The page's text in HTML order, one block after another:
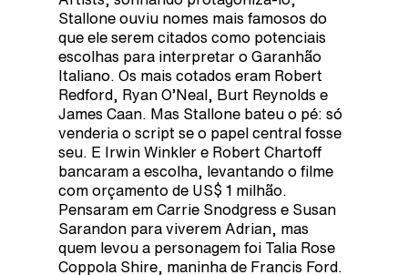
Stallone ouviu nomes mais famosos do
que ele serem citados como potenciais
escolhas para interpretar o Garanhão
Italiano. Os mais cotados eram Robert
Redford, Ryan O’Neal, Burt Reynolds e
James Caan. Mas Stallone bateu o pé: só
venderia o script se o papel central fosse
seu. E Irwin Winkler e Robert Chartoff
bancaram a escolha, levantando o filme
com orçamento de US$ 1 milhão.
Pensaram em Carrie Snodgress e Susan
Sarandon para viverem Adrian, mas
quem levou a personagem foi Talia Rose
Coppola Shire, maninha de Francis Ford.